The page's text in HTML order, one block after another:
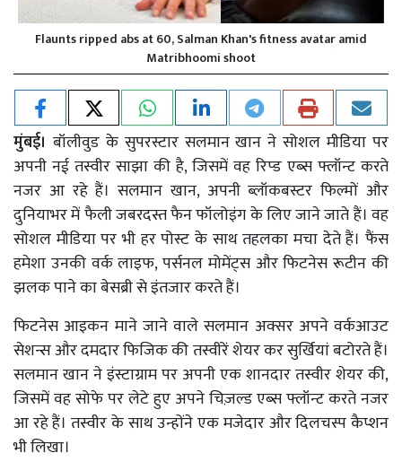
Flaunts ripped abs at 60, Salman Khan's fitness avatar amid
Matribhoomi shoot
मुंबई। बॉलीवुड के सुपरस्टार सलमान खान ने सोशल मीडिया पर
अपनी नई तस्वीर साझा की है, जिसमें वह रिप्ड एब्स फ्लॉन्ट करते
नजर आ रहे हैं। सलमान खान, अपनी ब्लॉकबस्टर फिल्मों और
दुनियाभर में फैली जबरदस्त फैन फॉलोइंग के लिए जाने जाते हैं। वह
सोशल मीडिया पर भी हर पोस्ट के साथ तहलका मचा देते हैं। फैंस
हमेशा उनकी वर्क लाइफ, पर्सनल मोमेंट्स और फिटनेस रूटीन की
झलक पाने का बेसब्री से इंतजार करते हैं।
फिटनेस आइकन माने जाने वाले सलमान अक्सर अपने वर्कआउट
सेशन्स और दमदार फिजिक की तस्वीरें शेयर कर सुर्खियां बटोरते हैं।
सलमान खान ने इंस्टाग्राम पर अपनी एक शानदार तस्वीर शेयर की,
जिसमें वह सोफे पर लेटे हुए अपने चिज़ल्ड एब्स फ्लॉन्ट करते नजर
आ रहे हैं। तस्वीर के साथ उन्होंने एक मजेदार और दिलचस्प कैप्शन
भी लिखा।